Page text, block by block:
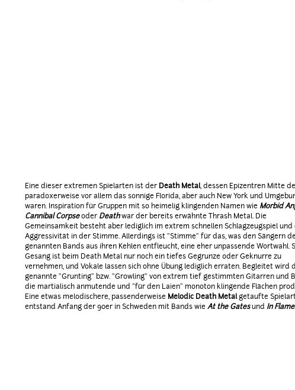
Eine dieser extremen Spielarten ist der Death Metal, dessen Epizentren Mitte
paradoxerweise vor allem das sonnige Florida, aber auch New York und
waren. Inspiration für Gruppen mit so heimelig klingenden Namen wie Morbid
Cannibal Corpseoder Deathwar der bereits erwähnte Thrash Metal. Die
Gemeinsamkeit besteht aber lediglich im extrem schnellen Schlagzeugspiel und
Aggressivität in der Stimme. Allerdings ist "Stimme" für das, was den Sängern
genannten Bands aus ihren Kehlen entfleucht, eine eher unpassende Wortwahl.
Gesang ist beim Death Metal nur noch ein tiefes Gegrunze oder Geknurre zu
vernehmen, und Vokale lassen sich ohne Übung lediglich erraten. Begleitet wird
genannte "Grunting" bzw. "Growling" von extrem tief gestimmten Gitarren und
die martialisch anmutende und "für den Laien" monoton klingende Flächen
Eine etwas melodischere, passenderweise Melodic Death Metalgetaufte
entstand Anfang der 90er in Schweden mit Bands wieAt the Gatesund In